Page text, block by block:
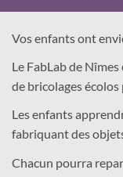
Vos enfants ont
Le FabLab de
de bricolages
Les enfants
fabriquant des
Chacun pourra